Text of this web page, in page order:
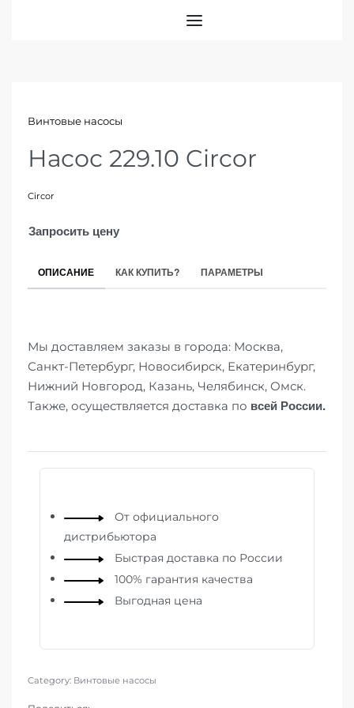
Винтовые насосы
Насос 229.10 Circor
Circor
Запросить цену
ОПИСАНИЕ КАК КУПИТЬ? ПАРАМЕТРЫ
Мы доставляем заказы в города: Москва,
Санкт-Петербург, Новосибирск, Екатеринбург,
Нижний Новгород, Казань, Челябинск, Омск.
Также, осуществляется доставка по всей России.
От официального
дистрибьютора
Быстрая доставка по России
100% гарантия качества
Выгодная цена
Category: Винтовые насосы